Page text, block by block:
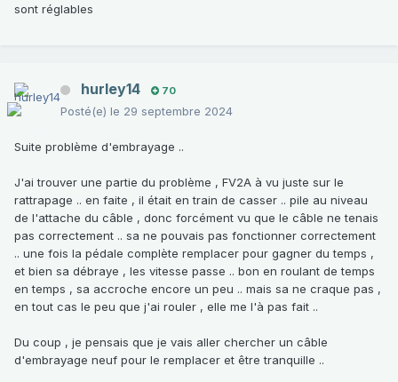
sont réglables
hurley14 70
Posté(e) le 29 septembre 2024
Suite problème d'embrayage ..
J'ai trouver une partie du problème , FV2A à vu juste sur le
rattrapage .. en faite , il était en train de casser .. pile au niveau
de l'attache du câble , donc forcément vu que le câble ne tenais
pas correctement .. sa ne pouvais pas fonctionner correctement
.. une fois la pédale complète remplacer pour gagner du temps ,
et bien sa débraye , les vitesse passe .. bon en roulant de temps
en temps , sa accroche encore un peu .. mais sa ne craque pas ,
en tout cas le peu que j'ai rouler , elle me l'à pas fait ..
Du coup , je pensais que je vais aller chercher un câble
d'embrayage neuf pour le remplacer et être tranquille ..